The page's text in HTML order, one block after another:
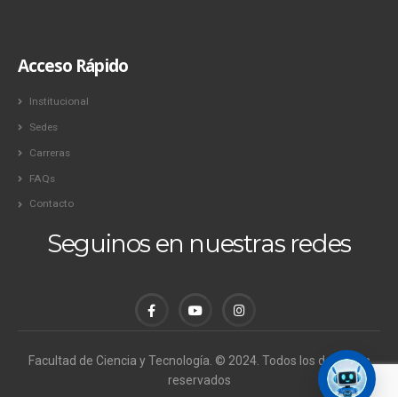
Acceso Rápido
Institucional
Sedes
Carreras
FAQs
Contacto
Seguinos en nuestras redes
Facultad de Ciencia y Tecnología. © 2024. Todos los derechos
reservados